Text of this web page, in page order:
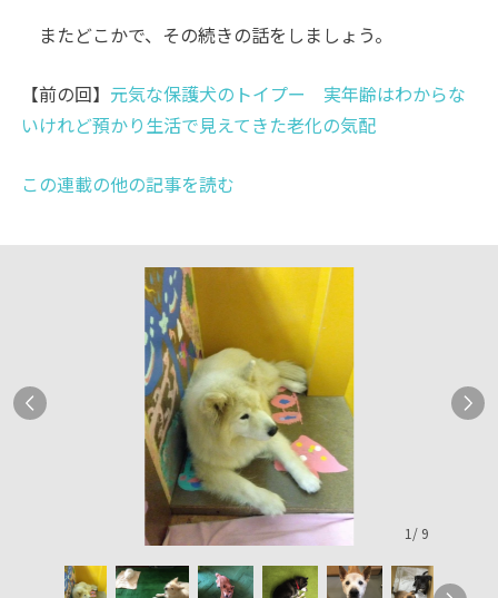
またどこかで、その続きの話をしましょう。
【前の回】 元気な保護犬のトイプー 実年齢はわからな
いけれど預かり生活で見えてきた老化の気配
この連載の他の記事を読む
1 / 9